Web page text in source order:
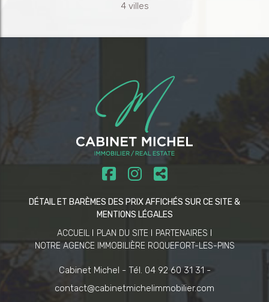
4 villes
DÉTAIL ET BARÈMES DES PRIX AFFICHÉS SUR CE SITE &
MENTIONS LÉGALES
ACCUEIL
PLAN DU SITE
PARTENAIRES
NOTRE AGENCE IMMOBILIÈRE ROQUEFORT-LES-PINS
Cabinet Michel - Tél. 04 92 60 31 31 -
contact@cabinetmichelimmobilier.com